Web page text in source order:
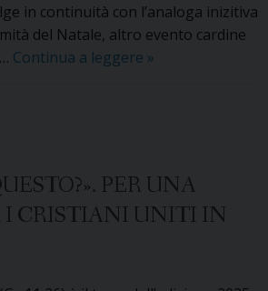
in continuità con l’analoga inizitiva
del Natale, altro evento cardine
Continua a leggere Le
domenica
11
ecumenico
»
PER UNA
CRISTIANI UNITI IN